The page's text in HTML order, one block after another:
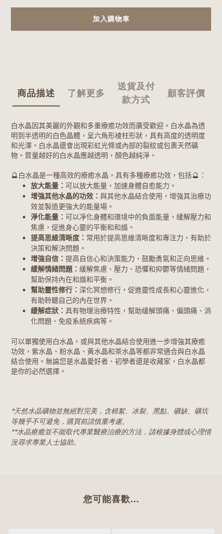
加入購物車
商品描述 了解更多
送貨及付
款方式
顧客評價
白水晶因其美麗的外觀和多重療癒功效而廣受歡迎。白水晶為透
明到半透明的白色晶體，呈六角形棱柱形狀，具有高度的透明度
和光澤。白水晶還會出現彩虹光條或內部的裂紋或包裹天然礦
物。質量越好的白水晶應越透明，顏色越純淨。
🔮 白水晶是一種高效的療癒水晶，具有多種療癒功效，包括🔮 ：
放大能量： 可以放大能量，加速身體自愈能力。
增強其他水晶的功效： 與其他水晶結合使用，增強其治療功
效並製造更強大的能量場。
淨化能量： 可以凈化身體和環境中的負面能量，緩解壓力和
焦慮，促進身心靈的平衡和和諧。
提高思維清晰度： 常用於提高思維清晰度和專注力，有助於
決策和解決問題。
增強自信： 提高自信心和決策能力，鼓勵勇氣和正向思維。
緩解情緒問題： 緩解焦慮、壓力、恐懼和抑鬱等情緒問題，
幫助保持內在和諧和平衡。
幫助靈性修行： 深化冥想修行，促進靈性成長和心靈進化，
有助聆聽自己的內在世界。
緩解症狀： 具有物理治療特性，幫助緩解頭痛、偏頭痛、消
化問題、免疫系統疾病等。
可以單獨使用白水晶，或與其他水晶結合使用進一步增強其療癒
功效，紫水晶、粉水晶、黃水晶和茶水晶等都非常適合與白水晶
結合使用。無論您是水晶愛好者、初學者還是收藏家，白水晶都
是你的必然選擇。
*天然水晶礦物並無絕對完美，含棉絮、冰裂、黑點、礦缺、礦坑
等幾乎不可避免，購買前請慎重考慮。
**水晶療癒並不能取代專業醫療治療的方法，請根據身體或心理情
況尋求專業人士協助。
您可能喜歡...